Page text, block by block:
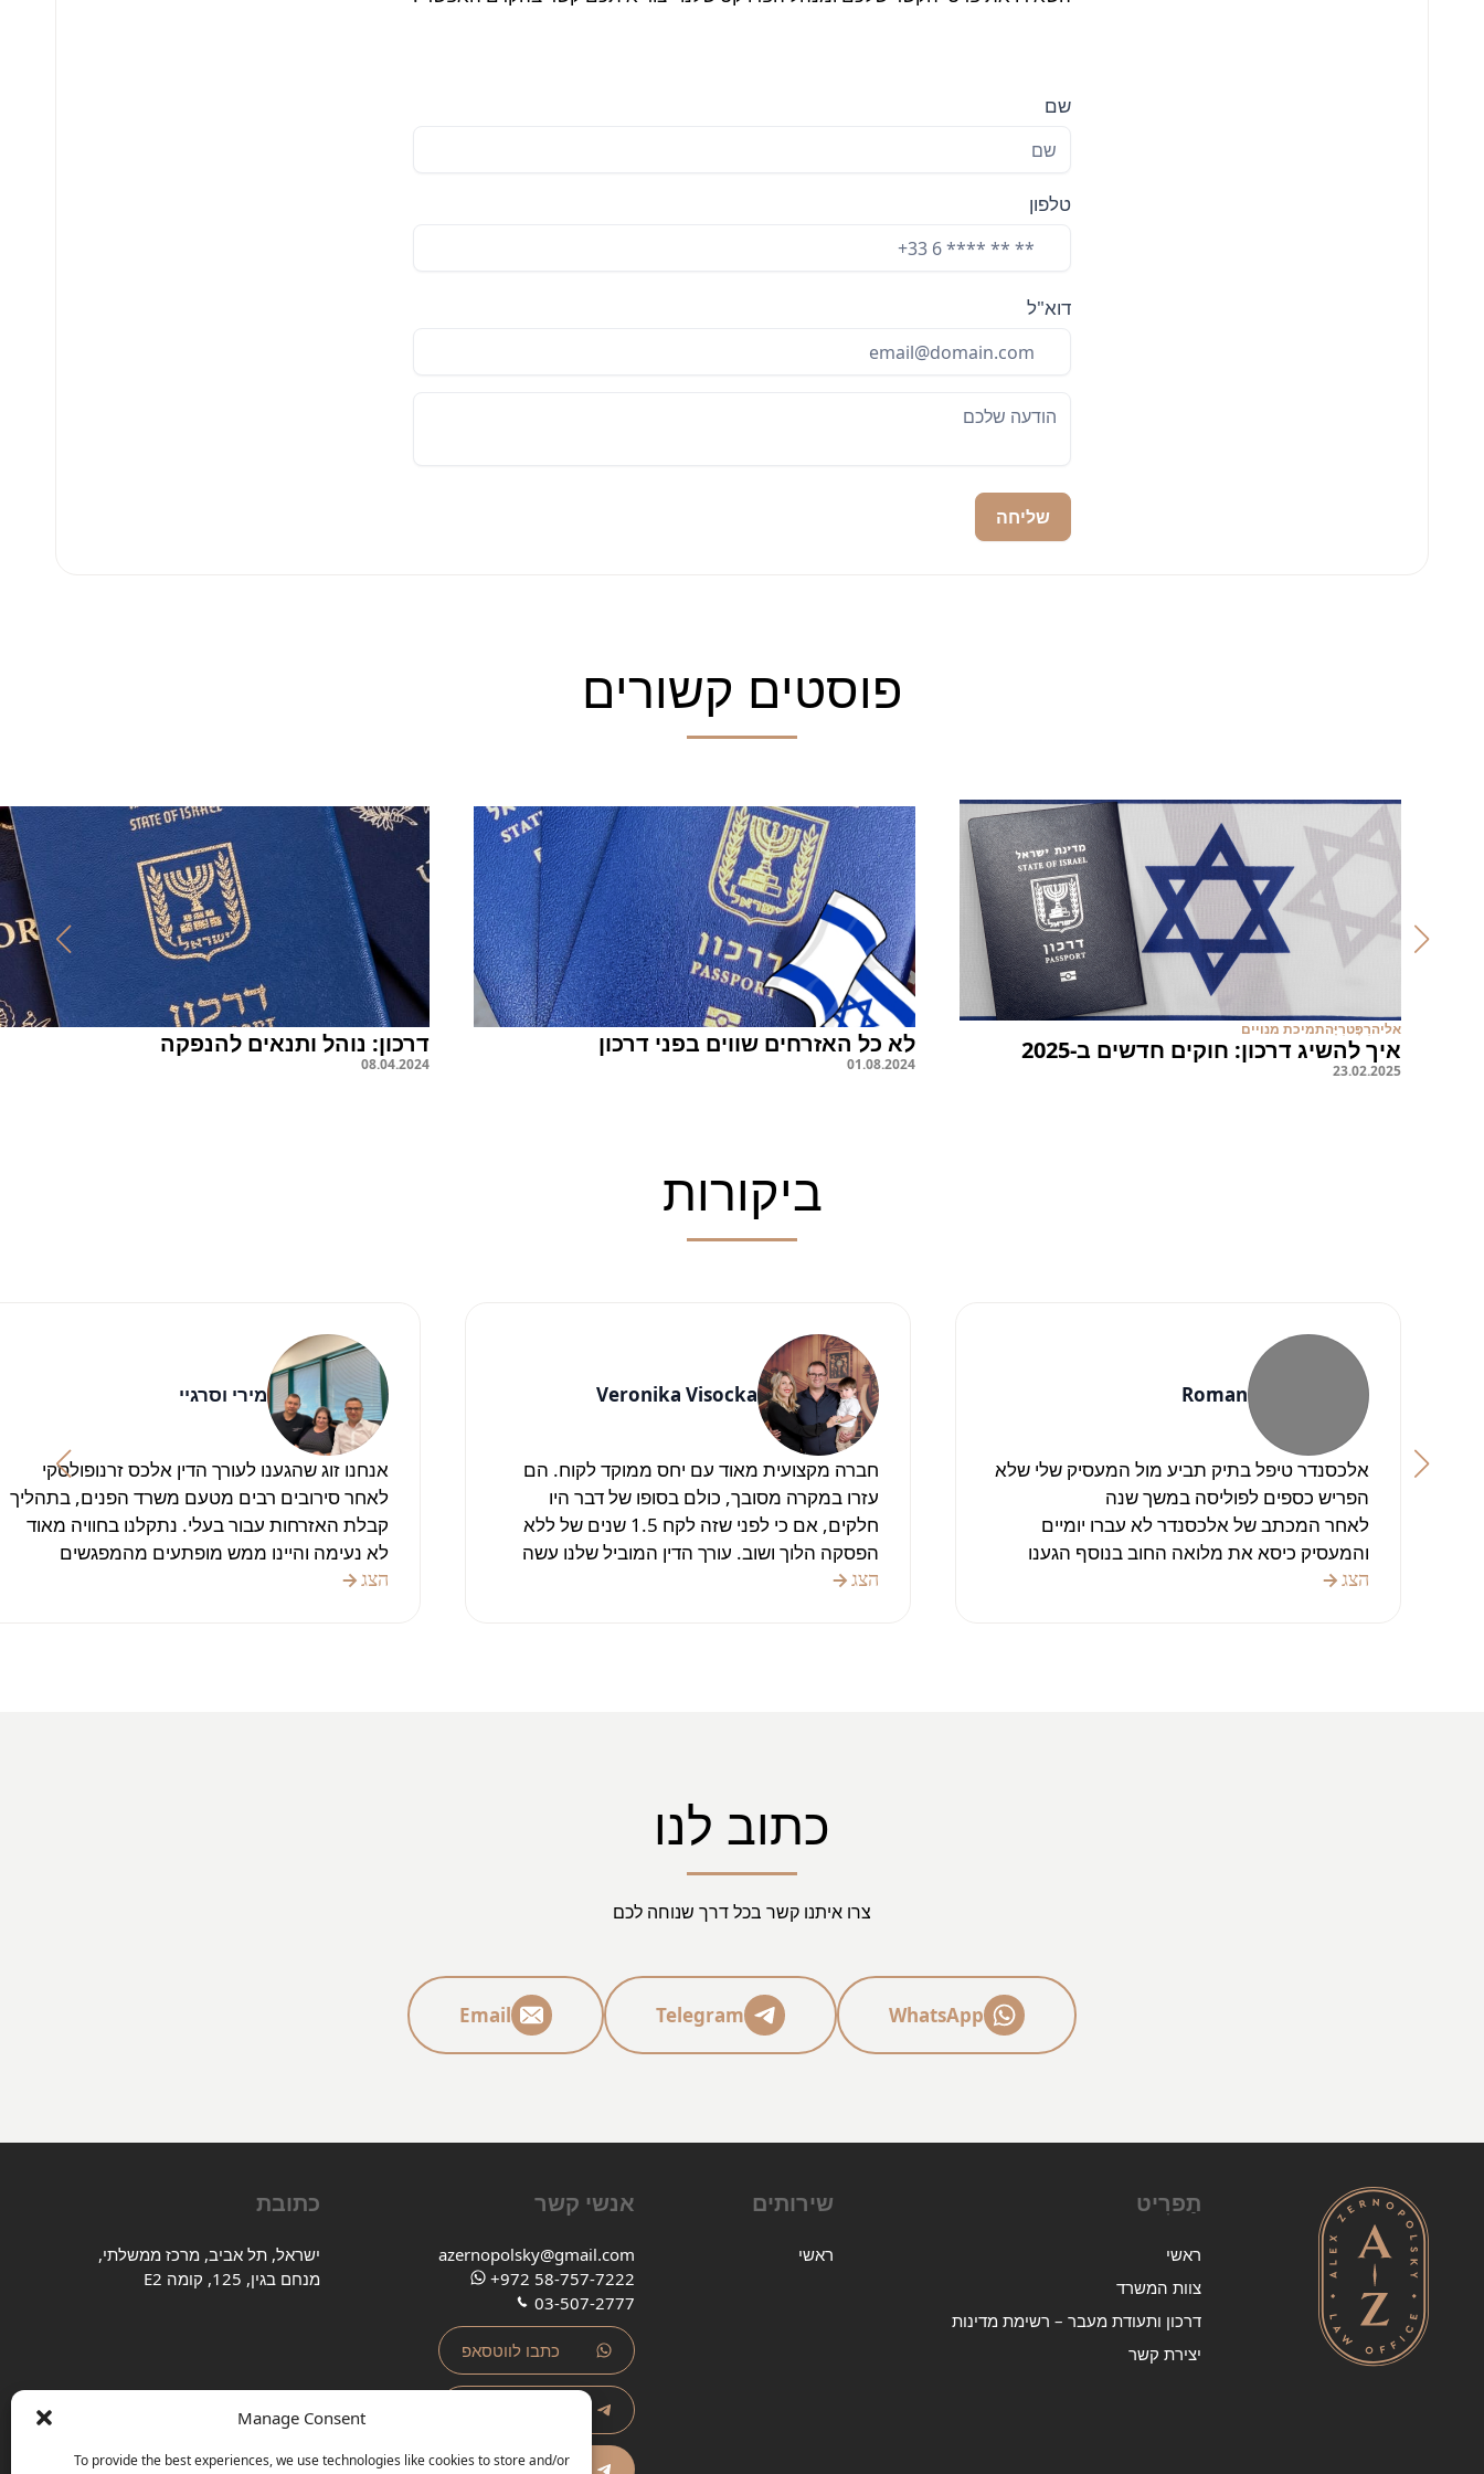
Manage Consent
To provide the best experiences, we use technologies like cookies to store and/or
שם
טלפון
דוא"ל
שליחה
פוסטים קשורים
אליהרִפָּטרִיָּהתמיכת מנויים
איך להשיג דרכון: חוקים חדשים ב-2025
23.02.2025
לא כל האזרחים שווים בפני דרכון
01.08.2024
דרכון: נוהל ותנאים להנפקה
08.04.2024
ביקורות
Roman
אלכסנדר טיפל בתיק תביע מול המעסיק שלי שלא
הפריש כספים לפוליסה במשך שנה
לאחר המכתב של אלכסנדר לא עברו יומיים
והמעסיק כיסא את מלואה החוב בנוסף הגענו
לתביע בבית המשפט על השתתפות בסכום
הצג
Veronika Visocka
חברה מקצועית מאוד עם יחס ממוקד לקוח. הם
עזרו במקרה מסובך, כולם בסופו של דבר היו
חלקים, אם כי לפני שזה לקח 1.5 שנים של ללא
הפסקה הלוך ושוב. עורך הדין המוביל שלנו עשה
את כל ההכנות, ההתייעצויות והניירת.
הצג
מירי וסרגיי
אנחנו זוג שהגענו לעורך הדין אלכס זרנופולסקי
לאחר סירובים רבים מטעם משרד הפנים, בתהליך
קבלת האזרחות עבור בעלי. נתקלנו בחוויה מאוד
לא נעימה והיינו ממש מופתעים מהמפגשים
החוזרים ונשנים עם פקידים שלא היו רגישים
הצג
כתוב לנו
צרו איתנו קשר בכל דרך שנוחה לכם
WhatsApp
Telegram
Email
תַפרִיט
ראשי
צוות המשרד
דרכון ותעודת מעבר – רשימת מדינות
יצירת קשר
שירותים
ראשי
אנשי קשר
azernopolsky@gmail.com
+972 58-757-7222
03-507-2777
כתבו לווטסאפ
ערוץ טלגרם
כתובת
ישראל, תל אביב, מרכז ממשלתי,
מנחם בגין, 125, קומה E2